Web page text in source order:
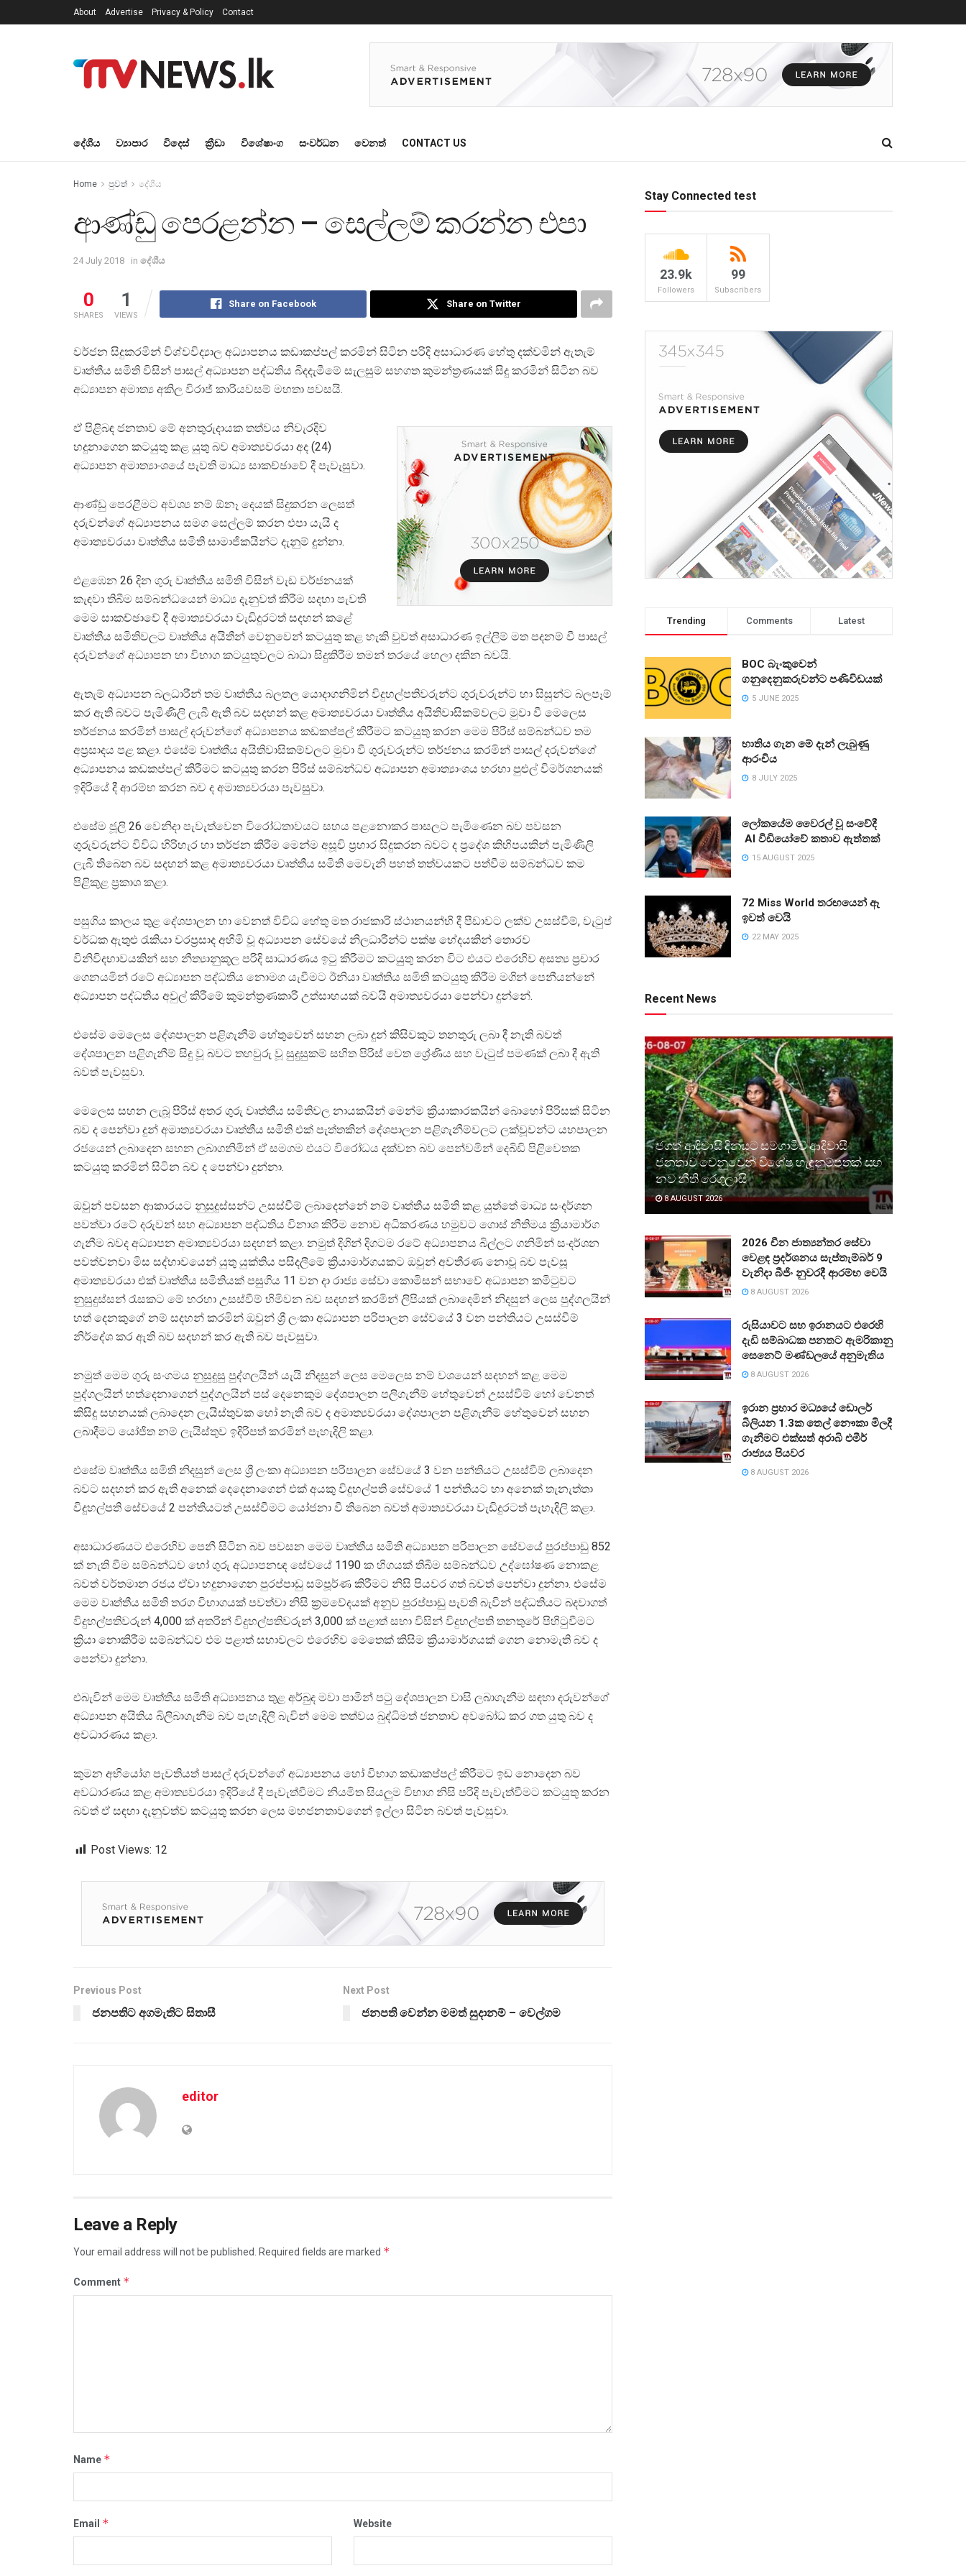
About Advertise Privacy & Policy Contact
දේශීය ව්‍යාපාර විදෙස් ක්‍රීඩා විශේෂාංග සංවර්ධන වෙනත් CONTACT US
Home පුවත් දේශීය
ආණ්ඩු පෙරළන්න – සෙල්ලම් කරන්න එපා
24 July 2018 in දේශීය
0
SHARES
1
VIEWS
Share on Facebook Share on Twitter
වර්ජන සිදුකරමින් විශ්වවිද්‍යාල අධ්‍යාපනය කඩාකප්පල් කරමින් සිටින පරිදි අසාධාරණ හේතු දක්වමින් ඇතැම්
වෘත්තීය සමිති විසින් පාසල් අධ්‍යාපන පද්ධතිය බිදදැමීමේ සැලසුම් සහගත කුමන්ත්‍රණයක් සිදු කරමින් සිටින බව
අධ්‍යාපන අමාත්‍ය අකිල විරාජ් කාරියවසම් මහතා පවසයි.
ඒ පිළිබඳ ජනතාව මේ අනතුරුදායක තත්වය නිවැරදිව
හදුනාගෙන කටයුතු කළ යුතු බව අමාත්‍යවරයා අද (24)
අධ්‍යාපන අමාත්‍යාංශයේ පැවති මාධ්‍ය සාකච්ඡාවේ දී පැවැසුවා.
ආණ්ඩු පෙරළීමට අවශ්‍ය නම් ඕනෑ දෙයක් සිදුකරන ලෙසත්
දරුවන්ගේ අධ්‍යාපනය සමග සෙල්ලම් කරන එපා යැයි ද
අමාත්‍යවරයා වෘත්තීය සමිති සාමාජිකයින්ට දැනුම් දුන්නා.
එළඹෙන 26 දින ගුරු වෘත්තීය සමිති විසින් වැඩ වර්ජනයක්
කැඳවා තිබීම සම්බන්ධයෙන් මාධ්‍ය දැනුවත් කිරීම සදහා පැවති
මෙම සාකච්ඡාවේ දී අමාත්‍යවරයා වැඩිදුරටත් සදහන් කළේ
වෘත්තීය සමිතිවලට වෘත්තීය අයිතීන් වෙනුවෙන් කටයුතු කළ හැකි වුවත් අසාධාරණ ඉල්ලීම් මත පදනම් වී පාසල්
දරුවන්ගේ අධ්‍යාපන හා විභාග කටයුතුවලට බාධා සිදුකිරීම තමන් තරයේ හෙලා දකින බවයි.
ඇතැම් අධ්‍යාපන බලධාරීන් තම වෘත්තීය බලතල යොදාගනිමින් විදුහල්පතිවරුන්ට ගුරුවරුන්ට හා සිසුන්ට බලපෑම්
කර ඇති බවට පැමිණිලි ලැබී ඇති බව සදහන් කළ අමාත්‍යවරයා වෘත්තීය අයිතිවාසිකම්වලට මුවා වී මෙලෙස
තර්ජනය කරමින් පාසල් දරුවන්ගේ අධ්‍යාපනය කඩකප්පල් කිරීමට කටයුතු කරන මෙම පිරිස් සම්බන්ධව තම
අප්‍රසාදය පළ කළා. එසේම වෘත්තීය අයිතිවාසිකම්වලට මුවා වී ගුරුවරුන්ට තර්ජනය කරමින් පාසල් දරුවන්ගේ
අධ්‍යාපනය කඩකප්පල් කිරීමට කටයුතු කරන පිරිස් සම්බන්ධව අධ්‍යාපන අමාත්‍යාංශය හරහා පුළුල් විමර්ශනයක්
ඉදිරියේ දී ආරම්භ කරන බව ද අමාත්‍යවරයා පැවසුවා.
එසේම ජූලි 26 වෙනිදා පැවැත්වෙන විරෝධතාවයට සහය පළනොකර පාසලට පැමිණෙන බව පවසන
ගුරුවරුන්ට විවිධ හිරිහැර හා තර්ජන කිරීම මෙන්ම අසූචි ප්‍රහාර සිදුකරන බවට ද ප්‍රදේශ කිහිපයකින් පැමිණිලි
ලැබී තිබෙන බව සදහන් කළ අමාත්‍යවරයා වෘත්තීය සමිති මෙවැනි පහත් තත්වයකට පත්වීම සම්බන්ධව කම
පිළිකුළ ප්‍රකාශ කළා.
පසුගිය කාලය තුළ දේශපාලන හා වෙනත් විවිධ හේතු මත රාජකාරි ස්ථානයන්හි දී පීඩාවට ලක්ව උසස්වීම්, වැටුප්
වර්ධක ඇතුළු රැකියා වරප්‍රසාද අහිමි වූ අධ්‍යාපන සේවයේ නිලධාරීන්ට පක්ෂ භේදයකින් තොරව
විනිවිදභාවයකින් සහ නීත්‍යානුකූල පරිදි සාධාරණය ඉටු කිරීමට කටයුතු කරන විට එයට එරෙහිව අසත්‍ය ප්‍රචාර
ගෙනයමින් රටේ අධ්‍යාපන පද්ධතිය නොමග යැවීමට ඊනියා වෘත්තිය සමිති කටයුතු කිරීම මගින් පෙනීයන්නේ
අධ්‍යාපන පද්ධතිය අවුල් කිරීමේ කුමන්ත්‍රණකාරී උත්සාහයක් බවයි අමාත්‍යවරයා පෙන්වා දුන්නේ.
එසේම මෙලෙස දේශපාලන පළිගැනීම් හේතුවෙන් සහන ලබා දුන් කිසිවකුට තනතුරු ලබා දී නැති බවත්
දේශපාලන පළිගැනීම් සිදු වූ බවට තහවුරු වූ සුදුසුකම් සහිත පිරිස් වෙත ශ්‍රේණිය සහ වැටුප් පමණක් ලබා දී ඇති
බවත් පැවසුවා.
මෙලෙස සහන ලැබූ පිරිස් අතර ගුරු වෘත්තීය සමිතිවල නායකයින් මෙන්ම ක්‍රියාකාරකයින් බොහෝ පිරිසක් සිටින
බව ද පෙන්වා දුන් අමාත්‍යවරයා වෘත්තීය සමිති එක් පැත්තකින් දේශපාලන පළිගැනීම්වලට ලක්වූවන්ට යහපාලන
රජයෙන් ලබාදෙන සහන ලබාගනිමින් ඒ සමගම එයට විරෝධය දක්වන බව පෙන්වමින් දෙබිඩි පිළිවෙතක
කටයුතු කරමින් සිටින බව ද පෙන්වා දුන්නා.
ඔවුන් පවසන ආකාරයට නුසුදුස්සන්ට උසස්වීම් ලබාදෙන්නේ නම් වෘත්තීය සමිති කළ යුත්තේ මාධ්‍ය සංදර්ශන
පවත්වා රටේ දරුවන් සහ අධ්‍යාපන පද්ධතිය විනාශ කිරීම නොව අධිකරණය හමුවට ගොස් නීතිමය ක්‍රියාමාර්ග
ගැනීම බවද අධ්‍යාපන අමාත්‍යවරයා සදහන් කළා. නමුත් දිගින් දිගටම රටේ අධ්‍යාපනය බිල්ලට ගනිමින් සංදර්ශන
පවත්වනවා මිස සද්භාවයෙන් යුතු යුක්තිය පසිදලීමේ ක්‍රියාමාර්ගයකට ඔවුන් අවතීරණ නොවූ බව පැවසූ
අමාත්‍යවරයා එක් වෘත්තීය සමිතියක් පසුගිය 11 වන දා රාජ්‍ය සේවා කොමිසන් සභාවේ අධ්‍යාපන කමිටුවට
නුසුදුස්සන් රැසකට මේ හරහා උසස්වීම් හිමිවන බව සදහන් කරමින් ලිපියක් ලබාදෙමින් නිදසුන් ලෙස පුද්ගලයින්
හත් දෙනකුගේ නම් සදහන් කරමින් ඔවුන් ශ්‍රී ලංකා අධ්‍යාපන පරිපාලන සේවයේ 3 වන පන්තියට උසස්වීම්
නිර්දේශ කර ඇති බව සදහන් කර ඇති බව පැවසුවා.
නමුත් මෙම ගුරු සංගමය නුසුදුසු පුද්ගලයින් යැයි නිදසුන් ලෙස මෙලෙස නම් වශයෙන් සදහන් කළ මෙම
පුද්ගලයින් හත්දෙනාගෙන් පුද්ගලයින් පස් දෙනෙකුම දේශපාලන පලිගැනීම් හේතුවෙන් උසස්වීම් හෝ වෙනත්
කිසිදු සහනයක් ලබාදෙන ලැයිස්තුවක හෝ නැති බව ද අමාත්‍යවරයා දේශපාලන පළිගැනීම් හේතුවෙන් සහන
ලබාදීමට යෝජිත නම් ලැයිස්තුව ඉදිරිපත් කරමින් පැහැදිලි කළා.
එසේම වෘත්තීය සමිති නිදසුන් ලෙස ශ්‍රී ලංකා අධ්‍යාපන පරිපාලන සේවයේ 3 වන පන්තියට උසස්වීම් ලබාදෙන
බවට සදහන් කර ඇති අනෙක් දෙදෙනාගෙන් එක් අයකු විදුහල්පති සේවයේ 1 පන්තියට හා අනෙක් තැනැත්තා
විදුහල්පති සේවයේ 2 පන්තියටත් උසස්වීමට යෝජනා වී තිබෙන බවත් අමාත්‍යවරයා වැඩිදුරටත් පැහැදිලි කළා.
අසාධාරණයට එරෙහිව පෙනී සිටින බව පවසන මෙම වෘත්තීය සමිති අධ්‍යාපන පරිපාලන සේවයේ පුරප්පාඩු 852
ක් නැති වීම සම්බන්ධව හෝ ගුරු අධ්‍යාපනඥ සේවයේ 1190 ක හිගයක් තිබීම සම්බන්ධව උද්ඝෝෂණ නොකළ
බවත් වර්තමාන රජය ඒවා හදුනාගෙන පුරප්පාඩු සම්පූර්ණ කිරීමට නිසි පියවර ගත් බවත් පෙන්වා දුන්නා. එසේම
මෙම වෘත්තීය සමිති තරග විභාගයක් පවත්වා නිසි ක්‍රමවේදයක් අනුව පුරප්පාඩු පැවති බැවින් පද්ධතියට බදවාගත්
විදුහල්පතිවරුන් 4,000 ක් අතරින් විදුහල්පතිවරුන් 3,000 ක් පළාත් සභා විසින් විදුහල්පති තනතුරේ පිහිටුවීමට
ක්‍රියා නොකිරීම සම්බන්ධව එම පළාත් සභාවලට එරෙහිව මෙතෙක් කිසිම ක්‍රියාමාර්ගයක් ගෙන නොමැති බව ද
පෙන්වා දුන්නා.
එබැවින් මෙම වෘත්තීය සමිති අධ්‍යාපනය තුළ අර්බුද මවා පාමින් පටු දේශපාලන වාසි ලබාගැනීම සඳහා දරුවන්ගේ
අධ්‍යාපන අයිතිය බිලිබාගැනීම බව පැහැදිලි බැවින් මෙම තත්වය බුද්ධිමත් ජනතාව අවබෝධ කර ගත යුතු බව ද
අවධාරණය කළා.
කුමන අභියෝග පැවතියත් පාසල් දරුවන්ගේ අධ්‍යාපනය හෝ විභාග කඩාකප්පල් කිරීමට ඉඩ නොදෙන බව
අවධාරණය කළ අමාත්‍යවරයා ඉදිරියේ දී පැවැත්වීමට නියමිත සියලුම විභාග නිසි පරිදි පැවැත්වීමට කටයුතු කරන
බවත් ඒ සඳහා දැනුවත්ව කටයුතු කරන ලෙස මහජනතාවගෙන් ඉල්ලා සිටින බවත් පැවසුවා.
Post Views: 12
Previous Post
ජනපතිට අගමැතිට සිතාසී
Next Post
ජනපති වෙන්න මමත් සුදානම් – වෙල්ගම
editor
Leave a Reply
Your email address will not be published. Required fields are marked *
Comment *
Name *
Email * Website
Stay Connected test
23.9k
Followers
99
Subscribers
Trending Comments Latest
BOC බැංකුවෙන්
ගනුදෙනුකරුවන්ට පණිවිඩයක්
5 JUNE 2025
භාතිය ගැන මේ දැන් ලැබුණු
ආරංචිය
8 JULY 2025
ලෝකයේම වෛරල් වූ සංවේදී
AI වීඩියෝවේ කතාව ඇත්තක්
15 AUGUST 2025
72 Miss World තරඟයෙන් ඈ
ඉවත් වෙයි
22 MAY 2025
Recent News
ජගත් ආදිවාසි දිනයට සමගාමීව ආදිවාසී
ජනතාව වෙනුවෙන් විශේෂ හැඳුනුම්පතක් සහ
නව නීති රෙගුලාසි
8 AUGUST 2026
2026 චීන ජාත්‍යන්තර සේවා
වෙළඳ ප්‍රදර්ශනය සැප්තැම්බර් 9
වැනිදා බීජිං නුවරදී ආරම්භ වෙයි
8 AUGUST 2026
රුසියාවට සහ ඉරානයට එරෙහි
දැඩි සම්බාධක පනතට ඇමරිකානු
සෙනෙට් මණ්ඩලයේ අනුමැතිය
8 AUGUST 2026
ඉරාන ප්‍රහාර මධ්‍යයේ ඩොලර්
බිලියන 1.3ක තෙල් නෞකා මිලදී
ගැනීමට එක්සත් අරාබි එමීර්
රාජ්‍යය පියවර
8 AUGUST 2026